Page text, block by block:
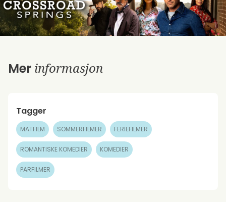
Mer informasjon
Tagger
MATFILM SOMMERFILMER FERIEFILMER
ROMANTISKE KOMEDIER KOMEDIER
PARFILMER